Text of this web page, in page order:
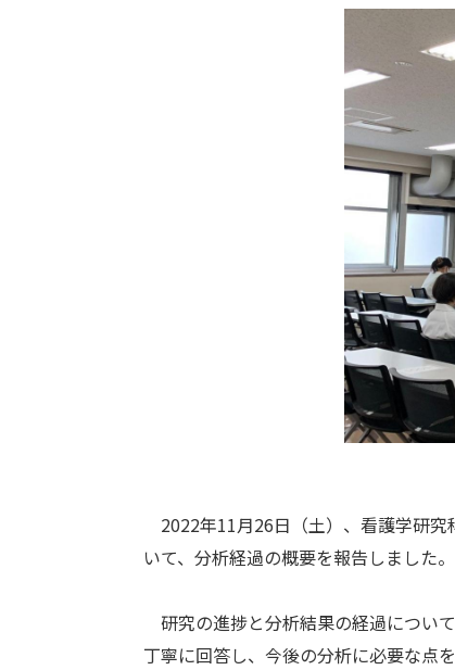
2022年11月26日（土）、看護学研究
いて、分析経過の概要を報告しました。
研究の進捗と分析結果の経過につい
丁寧に回答し、今後の分析に必要な点